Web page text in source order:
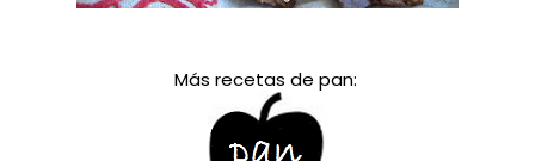
Más recetas de pan: